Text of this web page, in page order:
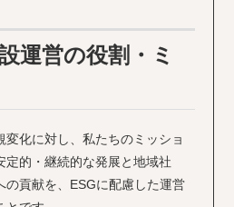
運営の役割・ミ
化に対し、私たちのミッショ
定的・継続的な発展と地域社
の貢献を、ESGに配慮した運営